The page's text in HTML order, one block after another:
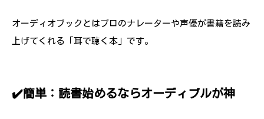
オーディオブックとはプロのナレーターや声優が書籍を読み
上げてくれる「耳で聴く本」です。
✔️簡単：読書始めるならオーディブルが神